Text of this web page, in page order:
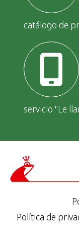
a
s
catálogo de
servicio "Le
Política de